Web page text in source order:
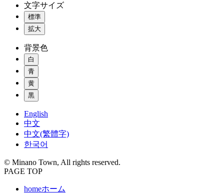
文字サイズ
標準
拡大
背景色
白
青
黄
黒
English
中文
中文(繁體字)
한국어
© Minano Town, All rights reserved.
PAGE TOP
homeホーム